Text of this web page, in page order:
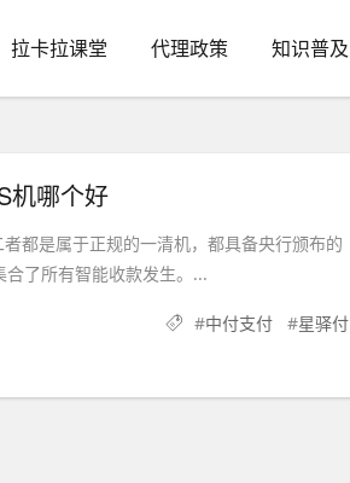
拉卡拉课堂 代理政策 知识普及
机哪个好
都是属于正规的一清机，都具备央行颁布的
了所有智能收款发生。...
#中付支付 #星驿付